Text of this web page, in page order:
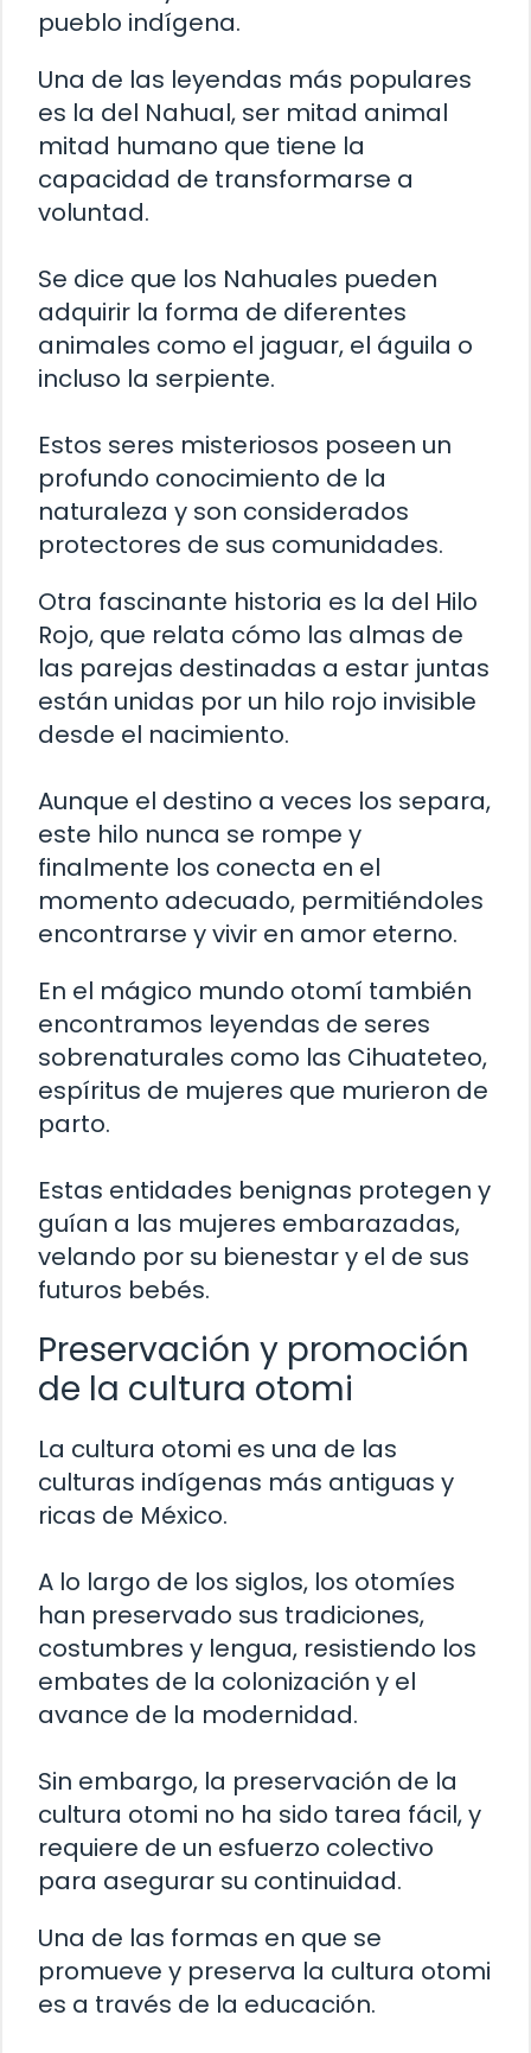
pueblo indígena.
Una de las leyendas más populares
es la del Nahual, ser mitad animal
mitad humano que tiene la
capacidad de transformarse a
voluntad.
Se dice que los Nahuales pueden
adquirir la forma de diferentes
animales como el jaguar, el águila o
incluso la serpiente.
Estos seres misteriosos poseen un
profundo conocimiento de la
naturaleza y son considerados
protectores de sus comunidades.
Otra fascinante historia es la del Hilo
Rojo, que relata cómo las almas de
las parejas destinadas a estar juntas
están unidas por un hilo rojo invisible
desde el nacimiento.
Aunque el destino a veces los separa,
este hilo nunca se rompe y
finalmente los conecta en el
momento adecuado, permitiéndoles
encontrarse y vivir en amor eterno.
En el mágico mundo otomí también
encontramos leyendas de seres
sobrenaturales como las Cihuateteo,
espíritus de mujeres que murieron de
parto.
Estas entidades benignas protegen y
guían a las mujeres embarazadas,
velando por su bienestar y el de sus
futuros bebés.
Preservación y promoción
de la cultura otomi
La cultura otomi es una de las
culturas indígenas más antiguas y
ricas de México.
A lo largo de los siglos, los otomíes
han preservado sus tradiciones,
costumbres y lengua, resistiendo los
embates de la colonización y el
avance de la modernidad.
Sin embargo, la preservación de la
cultura otomi no ha sido tarea fácil, y
requiere de un esfuerzo colectivo
para asegurar su continuidad.
Una de las formas en que se
promueve y preserva la cultura otomi
es a través de la educación.